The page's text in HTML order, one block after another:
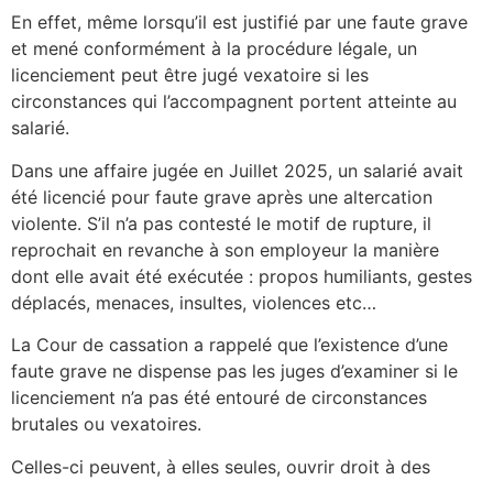
En effet, même lorsqu’il est justifié par une faute grave
et mené conformément à la procédure légale, un
licenciement peut être jugé vexatoire si les
circonstances qui l’accompagnent portent atteinte au
salarié.
Dans une affaire jugée en Juillet 2025, un salarié avait
été licencié pour faute grave après une altercation
violente. S’il n’a pas contesté le motif de rupture, il
reprochait en revanche à son employeur la manière
dont elle avait été exécutée : propos humiliants, gestes
déplacés, menaces, insultes, violences etc…
La Cour de cassation a rappelé que l’existence d’une
faute grave ne dispense pas les juges d’examiner si le
licenciement n’a pas été entouré de circonstances
brutales ou vexatoires.
Celles-ci peuvent, à elles seules, ouvrir droit à des